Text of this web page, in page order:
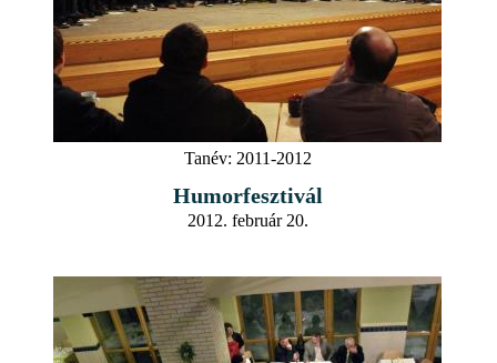
Tanév: 2011-2012
Humorfesztivál
2012. február 20.